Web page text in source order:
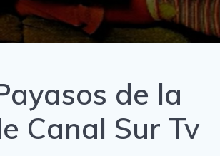
de la
Canal Sur Tv